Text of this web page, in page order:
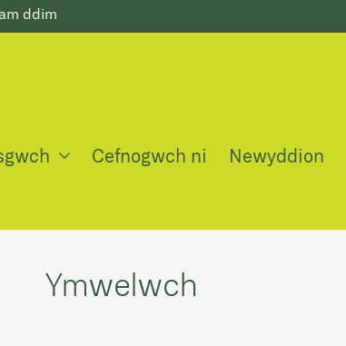
ddim
Cefnogwch ni Newyddion
Ymwelwch